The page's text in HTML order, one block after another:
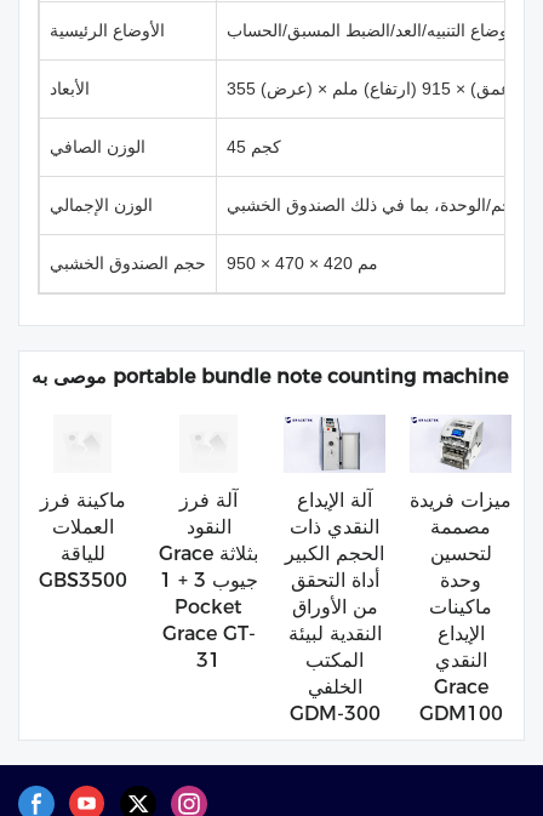
الأوضاع الرئيسية أوضاع التنبيه/العد/الضبط المسبق/الحساب
الأبعاد
الوزن الصافي 45 كجم
الوزن الإجمالي
حجم الصندوق الخشبي 950 × 470 × 420 مم
موصى به portable bundle note counting machine
ماكينة فرز
العملات
للياقة
GBS3500
آلة فرز
النقود
Grace بثلاثة
جيوب 3 + 1
Pocket
Grace GT-
31
آلة الإيداع
النقدي ذات
الحجم الكبير
أداة التحقق
من الأوراق
النقدية لبيئة
المكتب
الخلفي
GDM-300
ميزات فريدة
مصممة
لتحسين
وحدة
ماكينات
الإيداع
النقدي
Grace
GDM100